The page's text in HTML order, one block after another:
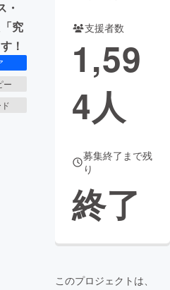
税
コミュニティ
・
究
！
ー
支援者数
1,59
4人
募集終了まで残
り
終了
このプロジェクトは、